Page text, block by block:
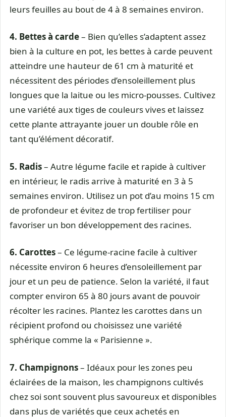
leurs feuilles au bout de 4 à 8 semaines environ.
4. Bettes à carde– Bien qu’elles s’adaptent assez
bien à la culture en pot, les bettes à carde peuvent
atteindre une hauteur de 61 cm à maturité et
nécessitent des périodes d’ensoleillement plus
longues que la laitue ou les micro-pousses. Cultivez
une variété aux tiges de couleurs vives et laissez
cette plante attrayante jouer un double rôle en
tant qu’élément décoratif.
5. Radis– Autre légume facile et rapide à cultiver
en intérieur, le radis arrive à maturité en 3 à 5
semaines environ. Utilisez un pot d’au moins 15 cm
de profondeur et évitez de trop fertiliser pour
favoriser un bon développement des racines.
6. Carottes– Ce légume-racine facile à cultiver
nécessite environ 6 heures d’ensoleillement par
jour et un peu de patience. Selon la variété, il faut
compter environ 65 à 80 jours avant de pouvoir
récolter les racines. Plantez les carottes dans un
récipient profond ou choisissez une variété
sphérique comme la « Parisienne ».
7. Champignons– Idéaux pour les zones peu
éclairées de la maison, les champignons cultivés
chez soi sont souvent plus savoureux et disponibles
dans plus de variétés que ceux achetés en